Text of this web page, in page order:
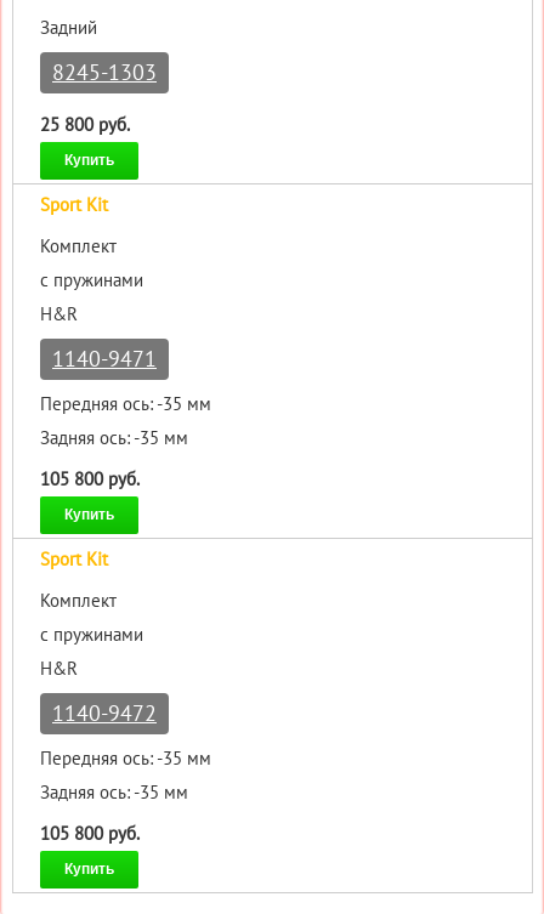
Задний
8245-1303
25 800 руб.
Купить
Sport Kit
Комплект
с пружинами
H&R
1140-9471
Передняя ось: -35 мм
Задняя ось: -35 мм
105 800 руб.
Купить
Sport Kit
Комплект
с пружинами
H&R
1140-9472
Передняя ось: -35 мм
Задняя ось: -35 мм
105 800 руб.
Купить